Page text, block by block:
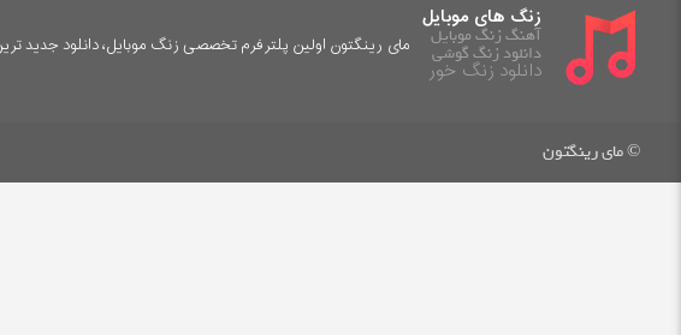
زنگ های موبایل
آهنگ زنگ موبایل
دانلود زنگ گوشی
دانلود زنگ خور
مای رینگتون اولین پلترفرم تخصصی زنگ موبایل، دانلود
© مای رینگتون